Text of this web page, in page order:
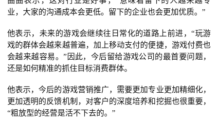
业，大家的沟通成本会更低。留下的企业也会更加优质。”
他表示，未来的游戏会继续往日常化的道路上前进，“玩游
戏的群体会越来越普遍，加上移动支付的便捷，游戏付费也
会越来越容易。”因此，今后留给游戏公司的最首要问题，
还是如何精准的抓住目标消费群体。
他表示，今后的游戏营销推广，需要更加专业更加精细化，
更加透明的反馈机制，对客户的深度培养和挖掘也很重要，
“粗放型的经营是活不下去的。”